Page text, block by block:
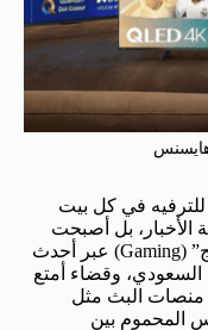
للترفيه في كل بيت
الأخبار، بل أصبحت
ركنًا أساسيًا للاستمتاع بجلسات “القيمينج” (Gaming) عبر أحدث
وقضاء أمتع
منصات البث مثل
المحموم بين